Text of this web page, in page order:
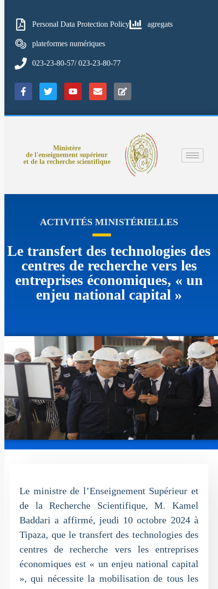
Personal Data Protection Policy agregats
plateformes numériques
023-23-80-57/ 023-23-80-77
Ministère
de l'enseignement supérieur
et de la recherche scientifique
ACTIVITÉS MINISTÉRIELLES
Le transfert des technologies des
centres de recherche vers les
entreprises économiques, « un
enjeu national capital »
Le ministre de l’Enseignement Supérieur et
de la Recherche Scientifique, M. Kamel
Baddari a affirmé, jeudi 10 octobre 2024 à
Tipaza, que le transfert des technologies des
centres de recherche vers les entreprises
économiques est « un enjeu national capital
», qui nécessite la mobilisation de tous les